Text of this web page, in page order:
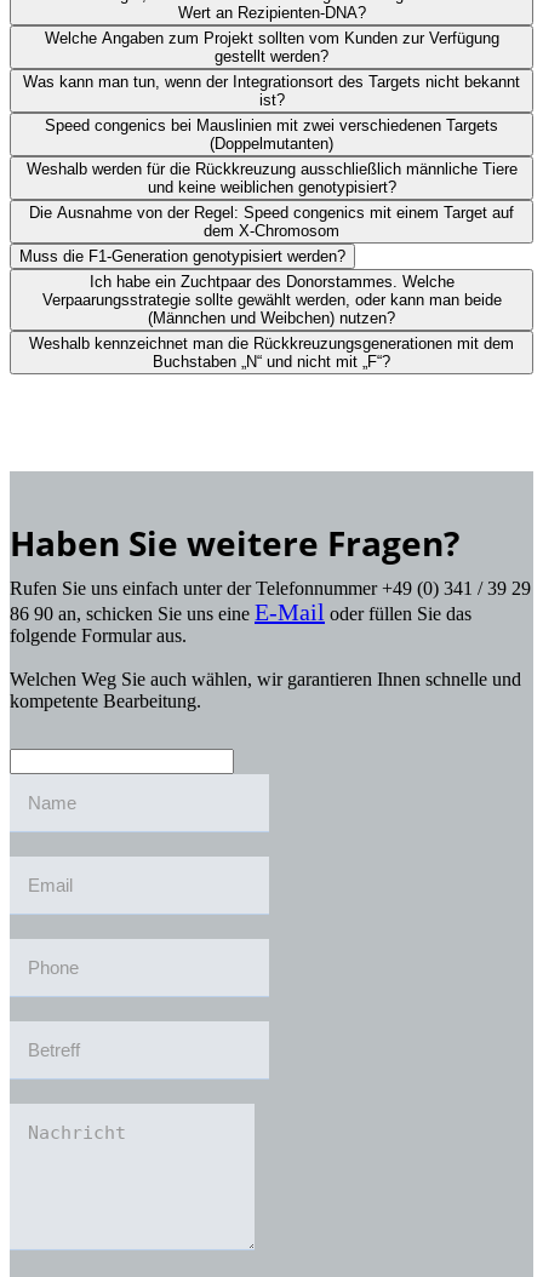
Wert an Rezipienten-DNA?
Welche Angaben zum Projekt sollten vom Kunden zur Verfügung
gestellt werden?
Was kann man tun, wenn der Integrationsort des Targets nicht bekannt
ist?
Speed congenics bei Mauslinien mit zwei verschiedenen Targets
(Doppelmutanten)
Weshalb werden für die Rückkreuzung ausschließlich männliche Tiere
und keine weiblichen genotypisiert?
Die Ausnahme von der Regel: Speed congenics mit einem Target auf
dem X-Chromosom
Muss die F1-Generation genotypisiert werden?
Ich habe ein Zuchtpaar des Donorstammes. Welche
Verpaarungsstrategie sollte gewählt werden, oder kann man beide
(Männchen und Weibchen) nutzen?
Weshalb kennzeichnet man die Rückkreuzungsgenerationen mit dem
Buchstaben „N“ und nicht mit „F“?
Haben Sie weitere Fragen?
Rufen Sie uns einfach unter der Telefonnummer +49 (0) 341 / 39 29
86 90 an, schicken Sie uns eine E-Mail oder füllen Sie das
folgende Formular aus.
Welchen Weg Sie auch wählen, wir garantieren Ihnen schnelle und
kompetente Bearbeitung.